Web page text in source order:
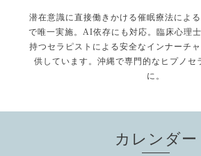
潜在意識に直接働きかける催眠療法によ
で唯一実施。AI依存にも対応。臨床心理
持つセラピストによる安全なインナーチ
供しています。沖縄で専門的なヒプノセ
に。
カレンダー